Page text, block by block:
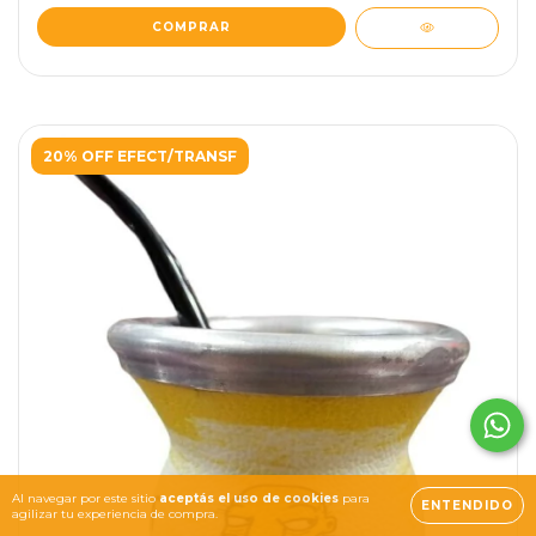
Al navegar por este sitio aceptás el uso de cookies para
agilizar tu experiencia de compra.
ENTENDIDO
20% OFF EFECT/TRANSF